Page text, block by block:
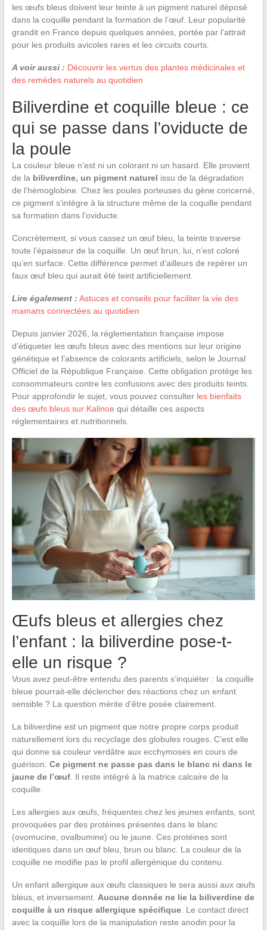
les œufs bleus doivent leur teinte à un pigment naturel déposé
dans la coquille pendant la formation de l’œuf. Leur popularité
grandit en France depuis quelques années, portée par l’attrait
pour les produits avicoles rares et les circuits courts.
A voir aussi : Découvrir les vertus des plantes médicinales et
des remèdes naturels au quotidien
Biliverdine et coquille bleue : ce
qui se passe dans l’oviducte de
la poule
La couleur bleue n’est ni un colorant ni un hasard. Elle provient
de la biliverdine, un pigment naturel issu de la dégradation
de l’hémoglobine. Chez les poules porteuses du gène concerné,
ce pigment s’intègre à la structure même de la coquille pendant
sa formation dans l’oviducte.
Concrètement, si vous cassez un œuf bleu, la teinte traverse
toute l’épaisseur de la coquille. Un œuf brun, lui, n’est coloré
qu’en surface. Cette différence permet d’ailleurs de repérer un
faux œuf bleu qui aurait été teint artificiellement.
Lire également : Astuces et conseils pour faciliter la vie des
mamans connectées au quotidien
Depuis janvier 2026, la réglementation française impose
d’étiqueter les œufs bleus avec des mentions sur leur origine
génétique et l’absence de colorants artificiels, selon le Journal
Officiel de la République Française. Cette obligation protège les
consommateurs contre les confusions avec des produits teints.
Pour approfondir le sujet, vous pouvez consulter les bienfaits
des œufs bleus sur Kalinoe qui détaille ces aspects
réglementaires et nutritionnels.
Œufs bleus et allergies chez
l’enfant : la biliverdine pose-t-
elle un risque ?
Vous avez peut-être entendu des parents s’inquiéter : la coquille
bleue pourrait-elle déclencher des réactions chez un enfant
sensible ? La question mérite d’être posée clairement.
La biliverdine est un pigment que notre propre corps produit
naturellement lors du recyclage des globules rouges. C’est elle
qui donne sa couleur verdâtre aux ecchymoses en cours de
guérison. Ce pigment ne passe pas dans le blanc ni dans le
jaune de l’œuf. Il reste intégré à la matrice calcaire de la
coquille.
Les allergies aux œufs, fréquentes chez les jeunes enfants, sont
provoquées par des protéines présentes dans le blanc
(ovomucine, ovalbumine) ou le jaune. Ces protéines sont
identiques dans un œuf bleu, brun ou blanc. La couleur de la
coquille ne modifie pas le profil allergénique du contenu.
Un enfant allergique aux œufs classiques le sera aussi aux œufs
bleus, et inversement. Aucune donnée ne lie la biliverdine de
coquille à un risque allergique spécifique. Le contact direct
avec la coquille lors de la manipulation reste anodin pour la